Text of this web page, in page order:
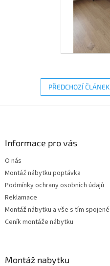
PŘEDCHOZÍ ČLÁNEK
Informace pro vás
O nás
Montáž nábytku poptávka
Podmínky ochrany osobních údajů
Reklamace
Montáž nábytku a vše s tím spojené
Ceník montáže nábytku
Montáž nabytku